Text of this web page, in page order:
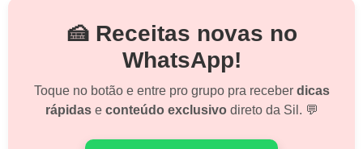
🍰 Receitas novas no
WhatsApp!
Toque no botão e entre pro grupo pra receber dicas
rápidase conteúdo exclusivodireto da Sil. 💬